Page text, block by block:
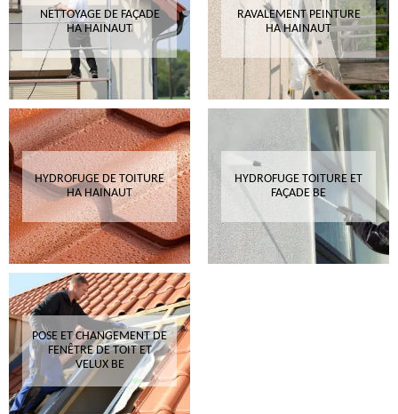
NETTOYAGE DE FAÇADE
HA HAINAUT
RAVALEMENT PEINTURE
HA HAINAUT
HYDROFUGE DE TOITURE
HA HAINAUT
HYDROFUGE TOITURE ET
FAÇADE BE
POSE ET CHANGEMENT DE
FENÊTRE DE TOIT ET
VELUX BE